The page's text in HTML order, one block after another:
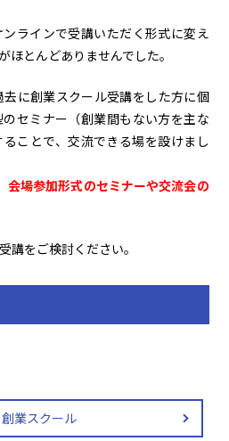
ラインで受講いただく形式に変え
ほとんどありませんでした。
に創業スクール受講をした方に個
セミナー（創業間もない方を主な
ことで、交流できる場を設けまし
会場参加形式のセミナーや交流会の
講をご検討ください。
業スクール